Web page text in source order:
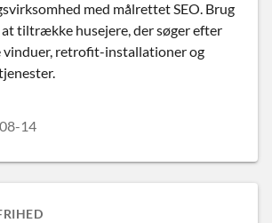
med målrettet SEO. Brug
tiltrække husejere, der søger efter
vinduer, retrofit-installationer og
14